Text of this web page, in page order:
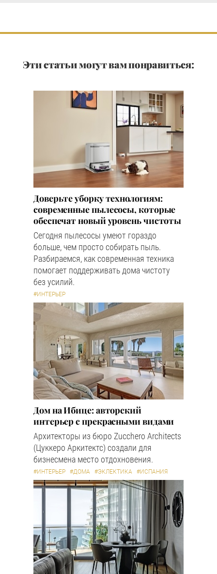
Эти статьи могут вам понравиться:
Доверьте уборку технологиям:
современные пылесосы, которые
обеспечат новый уровень чистоты
Сегодня пылесосы умеют гораздо
больше, чем просто собирать пыль.
Разбираемся, как современная техника
помогает поддерживать дома чистоту
без усилий.
#ИНТЕРЬЕР
Дом на Ибице: авторский
интерьер с прекрасными видами
Архитекторы из бюро Zucchero Architects
(Цуккеро Аркитектс) создали для
бизнесмена место отдохновения.
#ИНТЕРЬЕР #ДОМА #ЭКЛЕКТИКА #ИСПАНИЯ